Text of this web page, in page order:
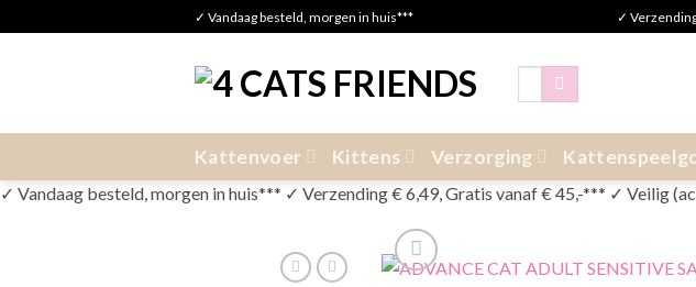
to
✓ Vandaag besteld, morgen in huis*** ✓
Zoeken
Kattenvoer Kittens Verzorging
✓ Vandaag besteld, morgen in huis*** ✓ Verzending € 6,49, Gratis vanaf € 45,-*** ✓ Veilig